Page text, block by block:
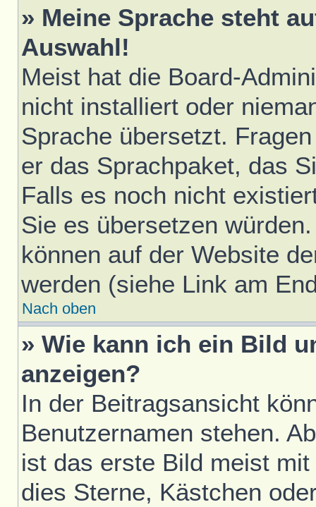
» Meine Sprache steht
Auswahl!
Meist hat die Board-
nicht installiert oder
Sprache übersetzt.
er das Sprachpaket, das
Falls es noch nicht
Sie es übersetzen
können auf der Website
werden (siehe Link am
Nach oben
» Wie kann ich ein Bild
anzeigen?
In der Beitragsansicht
Benutzernamen stehen.
ist das erste Bild meist
dies Sterne, Kästchen